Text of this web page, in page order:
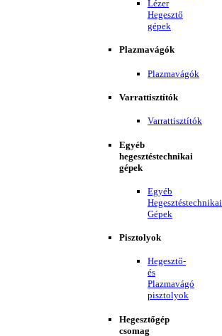
Lézer
Hegesztő
gépek
Plazmavágók
Plazmavágók
Varrattisztítók
Varrattisztítók
Egyéb
hegesztéstechnikai
gépek
Egyéb
Hegesztéstechnikai
Gépek
Pisztolyok
Hegesztő-
és
Plazmavágó
pisztolyok
Hegesztőgép
csomag